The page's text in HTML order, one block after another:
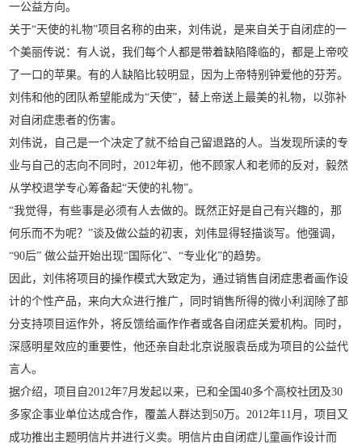
一公益方向。
关于“天使的礼物”项目名称的由来，刘伟说，是来自关于自闭症的一
个美丽传说：有人说，我们每个人都是带着缺陷降临的，都是上帝咬
了一口的苹果。有的人缺陷比较明显，因为上帝特别钟爱他的芬芳。
刘伟和他的团队希望能成为“天使”，替上帝送上最美的礼物，以弥补
对自闭症患者的伤害。
刘伟说，自己是一个决定了就不给自己留退路的人。当发现所读的专
业与自己的志向不同时，2012年初，他不顾家人和老师的反对，毅然
从学校退学专心筹备起“天使的礼物”。
“我觉得，有些事是必须有人去做的。既然正好是自己有兴趣的，那
何乐而不为呢？”谈及做公益的初衷，刘伟显得轻描谈写。他强调，
“90后” 做公益开始出现“国际化”、“专业化”的趋势。
因此，刘伟将项目的操作模式大致定为，通过销售自闭症患者画作设
计的个性产品，来向大众进行推广，同时销售所得的微小利润除了部
分支持项目运作外，将反馈给画作作者或各自闭症关爱机构。同时，
深感明星效应的重要性，他还亲自赴北京说服袁岳成为项目的公益代
言人。
据介绍，项目自2012年7月发起以来，已和全国40多个高校社团及30
多家企事业单位达成合作，覆盖人群达到50万。2012年11月，项目又
成功推出主题明信片并进行义卖。明信片由自闭症儿童画作设计而